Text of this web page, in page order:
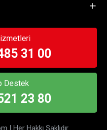
31 00
Destek
23 80
Her Hakkı Saklıdır.